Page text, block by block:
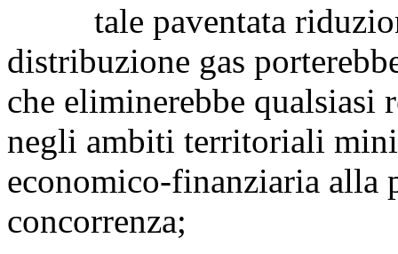
tale paventata
distribuzione gas
che eliminerebbe qualsiasi
negli ambiti territoriali
economico-finanziaria alla
concorrenza;